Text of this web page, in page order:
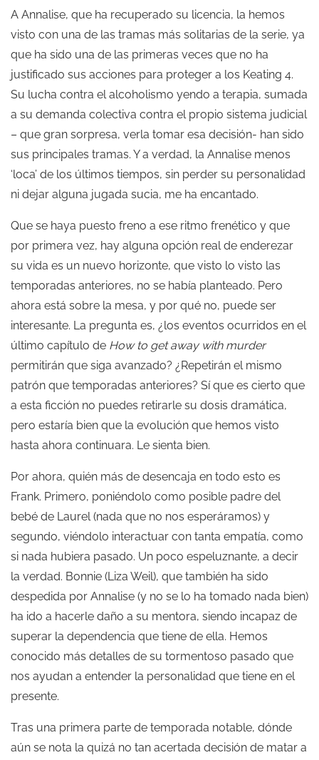
A Annalise, que ha recuperado su licencia, la hemos
visto con una de las tramas más solitarias de la serie, ya
que ha sido una de las primeras veces que no ha
justificado sus acciones para proteger a los Keating 4.
Su lucha contra el alcoholismo yendo a terapia, sumada
a su demanda colectiva contra el propio sistema judicial
– que gran sorpresa, verla tomar esa decisión- han sido
sus principales tramas. Y a verdad, la Annalise menos
‘loca’ de los últimos tiempos, sin perder su personalidad
ni dejar alguna jugada sucia, me ha encantado.
Que se haya puesto freno a ese ritmo frenético y que
por primera vez, hay alguna opción real de enderezar
su vida es un nuevo horizonte, que visto lo visto las
temporadas anteriores, no se había planteado. Pero
ahora está sobre la mesa, y por qué no, puede ser
interesante. La pregunta es, ¿los eventos ocurridos en el
último capítulo de How to get away with murder
permitirán que siga avanzado? ¿Repetirán el mismo
patrón que temporadas anteriores? Sí que es cierto que
a esta ficción no puedes retirarle su dosis dramática,
pero estaría bien que la evolución que hemos visto
hasta ahora continuara. Le sienta bien.
Por ahora, quién más de desencaja en todo esto es
Frank. Primero, poniéndolo como posible padre del
bebé de Laurel (nada que no nos esperáramos) y
segundo, viéndolo interactuar con tanta empatía, como
si nada hubiera pasado. Un poco espeluznante, a decir
la verdad. Bonnie (Liza Weil), que también ha sido
despedida por Annalise (y no se lo ha tomado nada bien)
ha ido a hacerle daño a su mentora, siendo incapaz de
superar la dependencia que tiene de ella. Hemos
conocido más detalles de su tormentoso pasado que
nos ayudan a entender la personalidad que tiene en el
presente.
Tras una primera parte de temporada notable, dónde
aún se nota la quizá no tan acertada decisión de matar a